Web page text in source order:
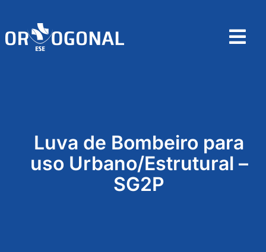
content
Produtos
Luva de Bombeiro para
uso Urbano/Estrutural –
SG2P